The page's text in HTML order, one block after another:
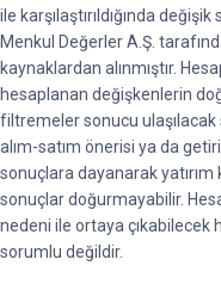
ile karşılaştırıldığında
Menkul Değerler A.Ş.
kaynaklardan alınmıştır.
hesaplanan değişkenlerin
filtremeler sonucu ulaşılacak
alım-satım önerisi ya da
sonuçlara dayanarak
sonuçlar doğurmayabilir.
nedeni ile ortaya çıkabilecek
sorumlu değildir.